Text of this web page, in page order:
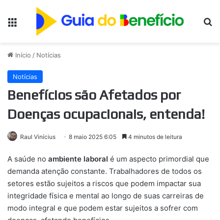
Início / Notícias
Notícias
Benefícios são Afetados por
Doenças ocupacionais, entenda!
Raul Vinícius 8 maio 2025 6:05 4 minutos de leitura
A saúde no ambiente laboral é um aspecto primordial que
demanda atenção constante. Trabalhadores de todos os
setores estão sujeitos a riscos que podem impactar sua
integridade física e mental ao longo de suas carreiras de
modo integral e que podem estar sujeitos a sofrer com